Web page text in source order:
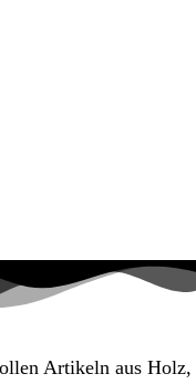
Artikeln aus